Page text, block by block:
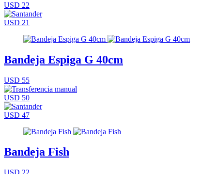
USD 22
USD 21
Bandeja Espiga G 40cm
USD 55
USD 50
USD 47
Bandeja Fish